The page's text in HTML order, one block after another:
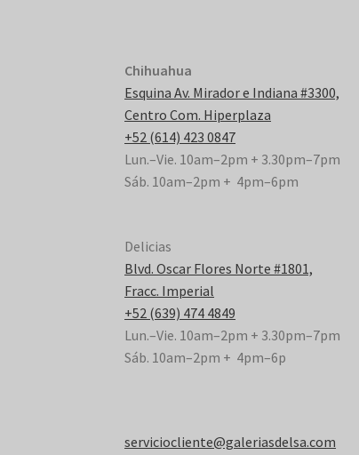
Chihuahua
Esquina Av. Mirador e Indiana #3300,
Centro Com. Hiperplaza
+52 (614) 423 0847
Lun.–Vie. 10am–2pm + 3.30pm–7pm
Sáb. 10am–2pm + 4pm–6pm
Delicias
Blvd. Oscar Flores Norte #1801,
Fracc. Imperial
+52 (639) 474 4849
Lun.–Vie. 10am–2pm + 3.30pm–7pm
Sáb. 10am–2pm + 4pm–6p
serviciocliente@galeriasdelsa.com